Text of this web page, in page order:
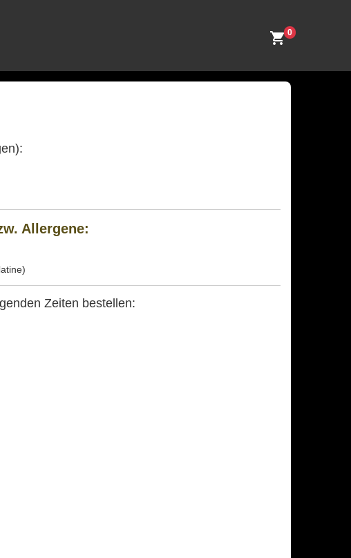
0
Allergene:
Zeiten bestellen: